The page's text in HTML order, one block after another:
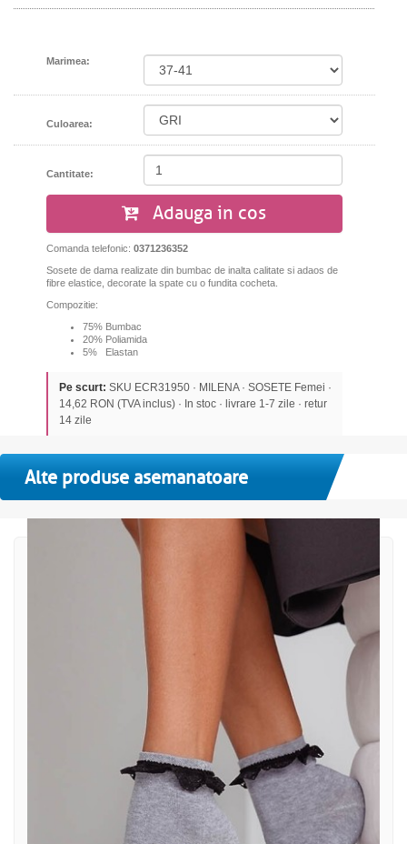
Marimea:
Culoarea:
Cantitate:
Adauga in cos
Comanda telefonic: 0371236352
Sosete de dama realizate din bumbac de inalta calitate si adaos de
fibre elastice, decorate la spate cu o fundita cocheta.
Compozitie:
75% Bumbac
20% Poliamida
5% Elastan
Pe scurt: SKU ECR31950 · MILENA · SOSETE Femei ·
14,62 RON (TVA inclus) · In stoc · livrare 1-7 zile · retur
14 zile
Alte produse asemanatoare